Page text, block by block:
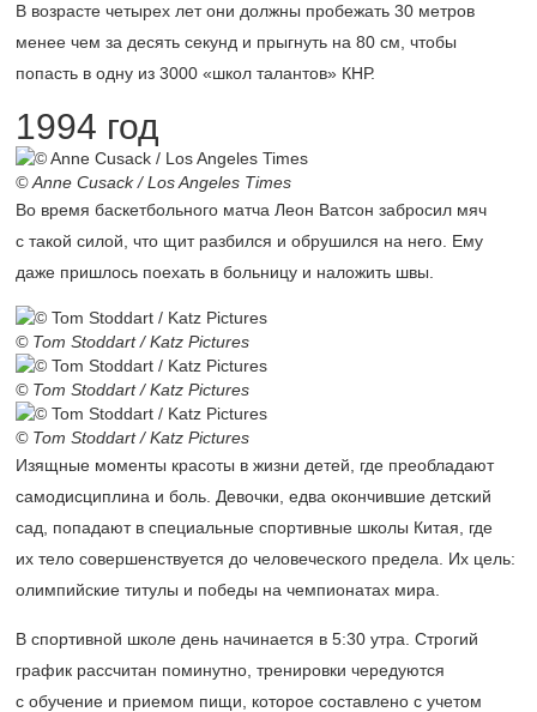
В возрасте четырех лет они должны пробежать 30 метров
менее чем за десять секунд и прыгнуть на 80 см, чтобы
попасть в одну из 3000 «школ талантов» КНР.
1994 год
© Anne Cusack / Los Angeles Times
Во время баскетбольного матча Леон Ватсон забросил мяч
с такой силой, что щит разбился и обрушился на него. Ему
даже пришлось поехать в больницу и наложить швы.
© Tom Stoddart / Katz Pictures
© Tom Stoddart / Katz Pictures
© Tom Stoddart / Katz Pictures
Изящные моменты красоты в жизни детей, где преобладают
самодисциплина и боль. Девочки, едва окончившие детский
сад, попадают в специальные спортивные школы Китая, где
их тело совершенствуется до человеческого предела. Их цель:
олимпийские титулы и победы на чемпионатах мира.
В спортивной школе день начинается в 5:30 утра. Строгий
график рассчитан поминутно, тренировки чередуются
с обучение и приемом пищи, которое составлено с учетом